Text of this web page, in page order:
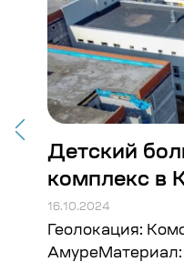
Детский
комплекс в
16.10.2024
Геолокация:
АмуреМатериал: